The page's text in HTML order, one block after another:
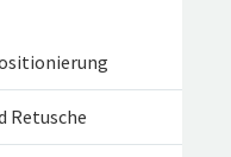
Retusche